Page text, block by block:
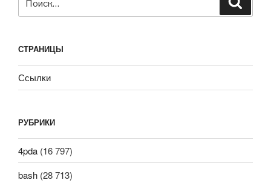
СТРАНИЦЫ
Ссылки
РУБРИКИ
4pda (16 797)
bash (28 713)